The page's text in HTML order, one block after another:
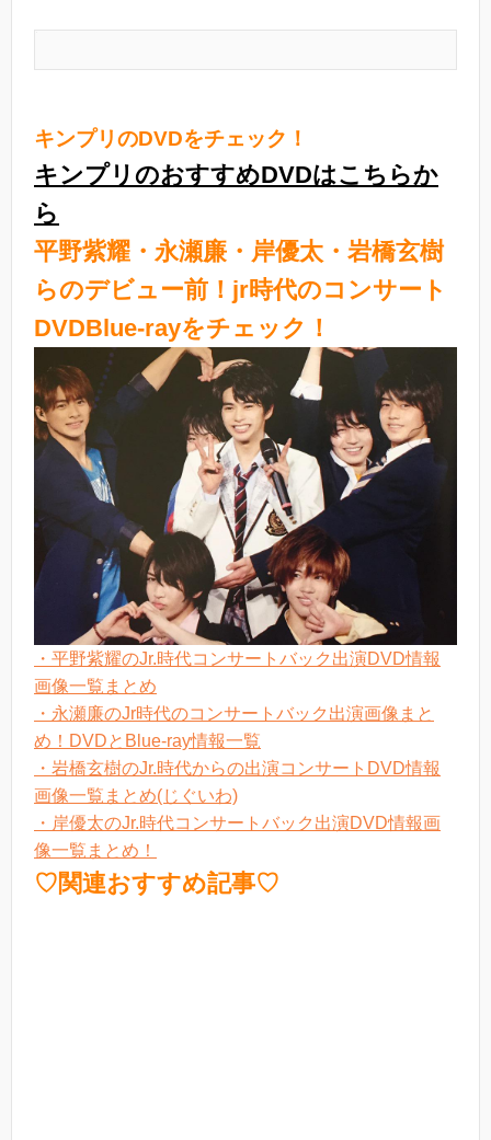
キンプリのDVDをチェック！
キンプリのおすすめDVDはこちらか
ら
平野紫耀・永瀬廉・岸優太・岩橋玄樹
らのデビュー前！jr時代のコンサート
DVDBlue-rayをチェック！
・平野紫耀のJr.時代コンサートバック出演DVD情報
画像一覧まとめ
・永瀬廉のJr時代のコンサートバック出演画像まと
め！DVDとBlue-ray情報一覧
・岩橋玄樹のJr.時代からの出演コンサートDVD情報
画像一覧まとめ(じぐいわ)
・岸優太のJr.時代コンサートバック出演DVD情報画
像一覧まとめ！
♡関連おすすめ記事♡